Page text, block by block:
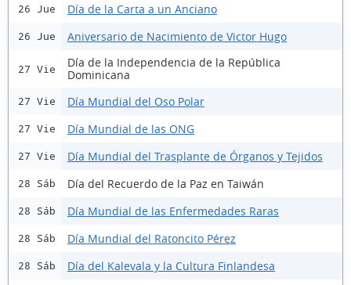
26 Jue Día de la Carta a un Anciano
26 Jue Aniversario de Nacimiento de Victor Hugo
27 Vie
Día de la Independencia de la República
Dominicana
27 Vie Día Mundial del Oso Polar
27 Vie Día Mundial de las ONG
27 Vie Día Mundial del Trasplante de Órganos y Tejidos
28 Sáb Día del Recuerdo de la Paz en Taiwán
28 Sáb Día Mundial de las Enfermedades Raras
28 Sáb Día Mundial del Ratoncito Pérez
28 Sáb Día del Kalevala y la Cultura Finlandesa